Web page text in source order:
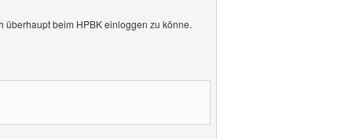
überhaupt beim HPBK einloggen zu könne.